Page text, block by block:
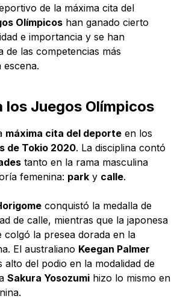
de la máxima cita del
Olímpicos han ganado cierto
e importancia y se han
de las competencias más
escena.
los Juegos Olímpicos
máxima cita del deporte en los
de Tokio 2020. La disciplina contó
tanto en la rama masculina
femenina: park y calle.
conquistó la medalla de
de calle, mientras que la japonesa
colgó la presea dorada en la
El australiano Keegan Palmer
alto del podio en la modalidad de
Sakura Yosozumi hizo lo mismo en